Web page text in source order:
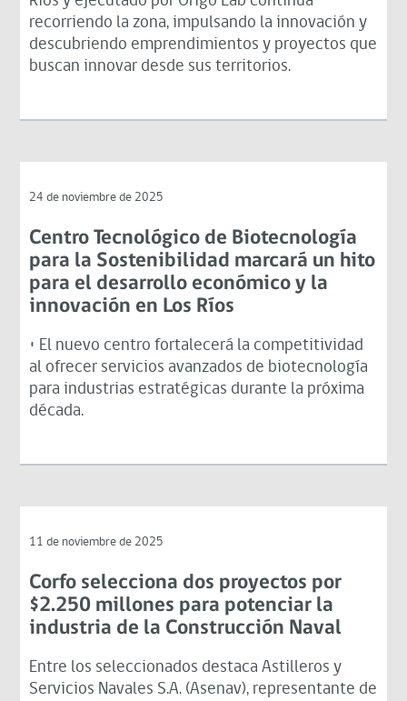
recorriendo la zona, impulsando la innovación y
descubriendo emprendimientos y proyectos que
buscan innovar desde sus territorios.
24 de noviembre de 2025
Centro Tecnológico de Biotecnología
para la Sostenibilidad marcará un hito
para el desarrollo económico y la
innovación en Los Ríos
• El nuevo centro fortalecerá la competitividad
al ofrecer servicios avanzados de biotecnología
para industrias estratégicas durante la próxima
década.
11 de noviembre de 2025
Corfo selecciona dos proyectos por
$2.250 millones para potenciar la
industria de la Construcción Naval
Entre los seleccionados destaca Astilleros y
Servicios Navales S.A. (Asenav), representante de